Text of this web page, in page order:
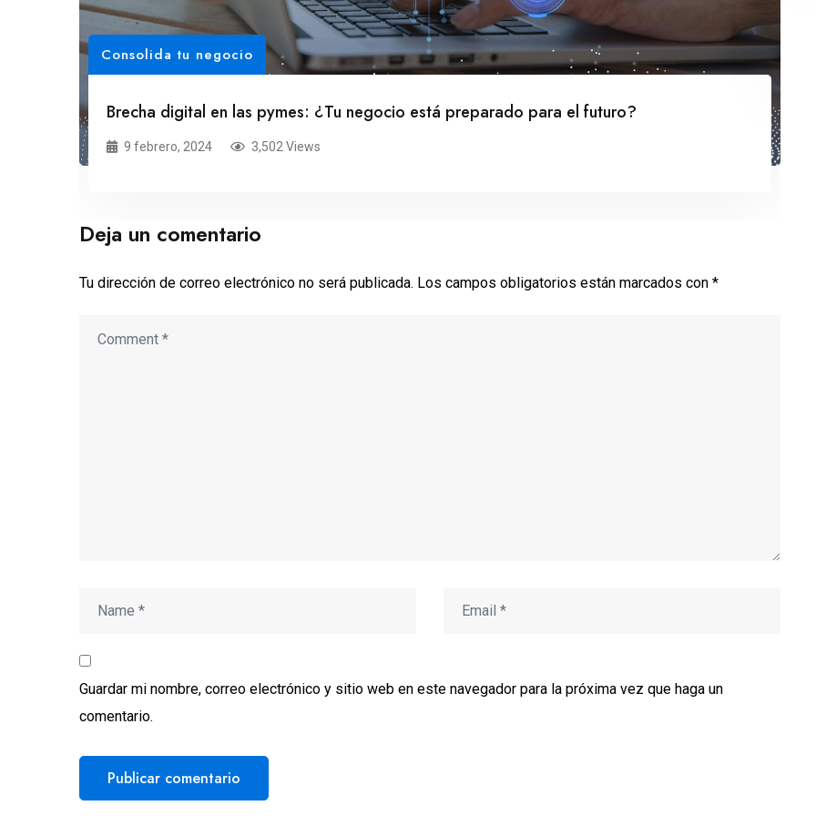
Consolida tu negocio
Brecha digital en las pymes: ¿Tu negocio está preparado para el futuro?
9 febrero, 2024 3,502 Views
Deja un comentario
Tu dirección de correo electrónico no será publicada. Los campos obligatorios están marcados con *
Guardar mi nombre, correo electrónico y sitio web en este navegador para la próxima vez que haga un
comentario.